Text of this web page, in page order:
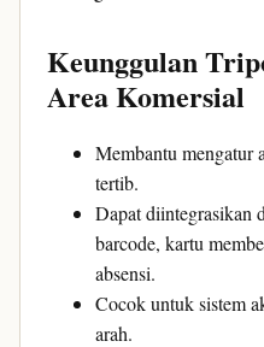
Keunggulan
Area Komersial
Membantu mengatur
tertib.
Dapat diintegrasikan
barcode, kartu
absensi.
Cocok untuk sistem
arah.